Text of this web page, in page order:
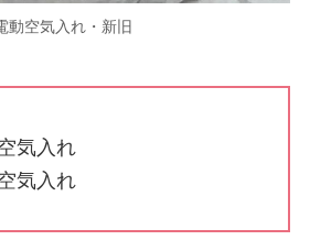
動空気入れ・新旧
気入れ
気入れ